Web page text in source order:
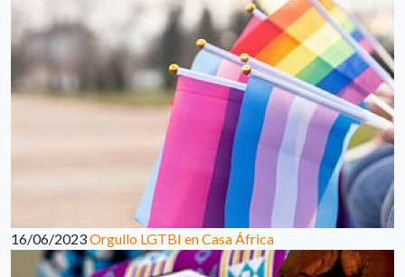
16/06/2023Orgullo LGTBI en Casa África